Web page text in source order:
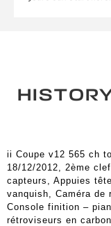
ii Coupe v12 565 ch
18/12/2012, 2ème
capteurs, Appuies
vanquish, Caméra de
Console finition –
rétroviseurs en